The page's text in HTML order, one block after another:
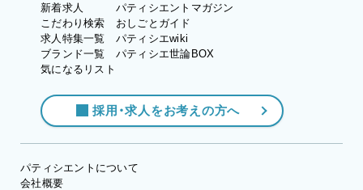
新着求人
こだわり検索
求人特集一覧
ブランド一覧
気になるリスト
パティシエントマガジン
おしごとガイド
パティシエwiki
パティシエ世論BOX
採用・求人をお考えの方へ
パティシエントについて
会社概要